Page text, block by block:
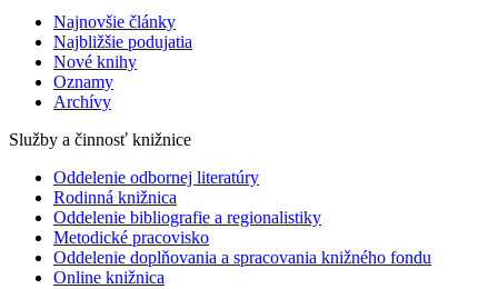
Najnovšie články
Najbližšie podujatia
Nové knihy
Oznamy
Archívy
Služby a činnosť knižnice
Oddelenie odbornej literatúry
Rodinná knižnica
Oddelenie bibliografie a regionalistiky
Metodické pracovisko
Oddelenie doplňovania a spracovania knižného fondu
Online knižnica